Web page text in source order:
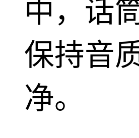
中，话
保持音
净。